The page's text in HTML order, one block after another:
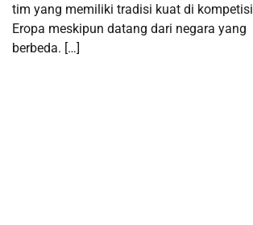
tim yang memiliki tradisi kuat di kompetisi
Eropa meskipun datang dari negara yang
berbeda. […]